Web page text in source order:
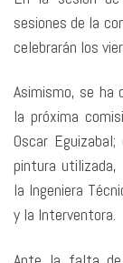
sesiones de la
celebrarán los
Asimismo, se ha
la próxima
Oscar
pintura utilizada,
la Ingeniera
y la Interventora.